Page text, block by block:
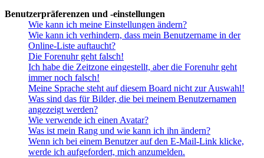
Benutzerpräferenzen und -einstellungen
Wie kann ich meine Einstellungen ändern?
Wie kann ich verhindern, dass mein Benutzername in der
Online-Liste auftaucht?
Die Forenuhr geht falsch!
Ich habe die Zeitzone eingestellt, aber die Forenuhr geht
immer noch falsch!
Meine Sprache steht auf diesem Board nicht zur Auswahl!
Was sind das für Bilder, die bei meinem Benutzernamen
angezeigt werden?
Wie verwende ich einen Avatar?
Was ist mein Rang und wie kann ich ihn ändern?
Wenn ich bei einem Benutzer auf den E-Mail-Link klicke,
werde ich aufgefordert, mich anzumelden.